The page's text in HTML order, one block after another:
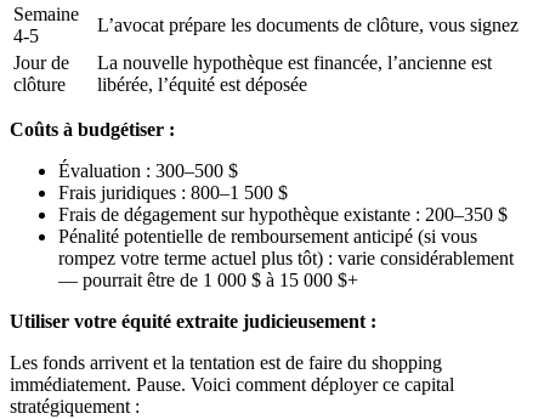
Semaine
4-5
L’avocat prépare les documents de clôture, vous signez
Jour de
clôture
La nouvelle hypothèque est financée, l’ancienne est
libérée, l’équité est déposée
Coûts à budgétiser :
Évaluation : 300–500 $
Frais juridiques : 800–1 500 $
Frais de dégagement sur hypothèque existante : 200–350 $
Pénalité potentielle de remboursement anticipé (si vous
rompez votre terme actuel plus tôt) : varie considérablement
— pourrait être de 1 000 $ à 15 000 $+
Utiliser votre équité extraite judicieusement :
Les fonds arrivent et la tentation est de faire du shopping
immédiatement. Pause. Voici comment déployer ce capital
stratégiquement :